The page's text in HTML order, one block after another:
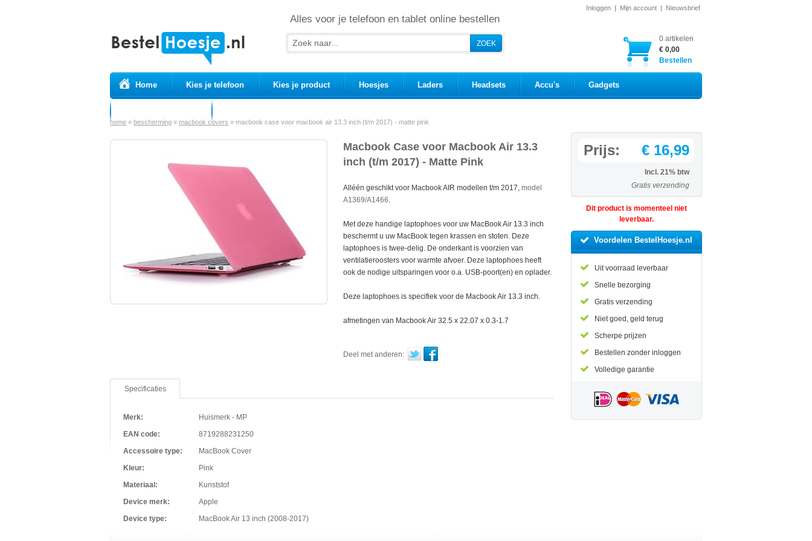
Alles voor je telefoon en tablet online bestellen
Inloggen | Mijn account | Nieuwsbrief
0 artikelen
€ 0,00
Bestellen
Home Kies je telefoon Kies je product Hoesjes Laders Headsets Accu's Gadgets
home » bescherming » macbook covers » macbook case voor macbook air 13.3 inch (t/m 2017) - matte pink
Macbook Case voor Macbook Air 13.3
inch (t/m 2017) - Matte Pink
Alléén geschikt voor Macbook AIR modellen t/m 2017, model
A1369/A1466.
Met deze handige laptophoes voor uw MacBook Air 13.3 inch
beschermt u uw MacBook tegen krassen en stoten. Deze
laptophoes is twee-delig. De onderkant is voorzien van
ventilatieroosters voor warmte afvoer. Deze laptophoes heeft
ook de nodige uitsparingen voor o.a. USB-poort(en) en oplader.
Deze laptophoes is specifiek voor de Macbook Air 13.3 inch.
afmetingen van Macbook Air 32.5 x 22.07 x 0.3-1.7
Deel met anderen:
Specificaties
Merk:
Huismerk - MP
EAN code:
8719288231250
Accessoire type:
MacBook Cover
Kleur:
Pink
Materiaal:
Kunststof
Device merk:
Apple
Device type:
MacBook Air 13 inch (2008-2017)
Prijs: € 16,99
Incl. 21% btw
Gratis verzending
Dit product is momenteel niet
leverbaar.
Voordelen BestelHoesje.nl
Uit voorraad leverbaar
Snelle bezorging
Gratis verzending
Niet goed, geld terug
Scherpe prijzen
Bestellen zonder inloggen
Volledige garantie